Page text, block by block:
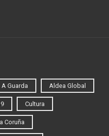
A Guarda Aldea Global
Cultura
Coruña